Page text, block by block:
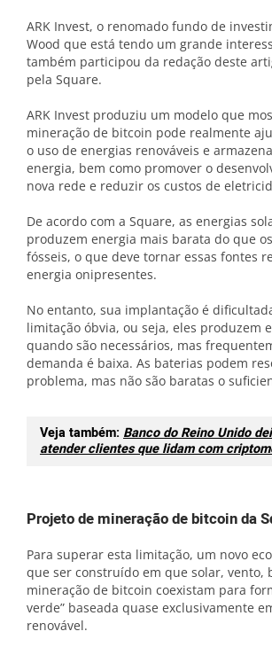
ARK Invest, o renomado fundo de
Wood que está tendo um grande
também participou da redação deste
pela Square.
ARK Invest produziu um modelo que
mineração de bitcoin pode realmente
o uso de energias renováveis ​​e
energia, bem como promover o
nova rede e reduzir os custos de
De acordo com a Square, as energias
produzem energia mais barata do que
fósseis, o que deve tornar essas fontes
energia onipresentes.
No entanto, sua implantação é
limitação óbvia, ou seja, eles produzem
quando são necessários, mas
demanda é baixa. As baterias podem
problema, mas não são baratas o
Veja também: Banco do Reino Unido
atender clientes que lidam com
Projeto de mineração de bitcoin da
Para superar esta limitação, um novo
que ser construído em que solar, vento,
mineração de bitcoin coexistam para
verde” baseada quase exclusivamente
renovável.